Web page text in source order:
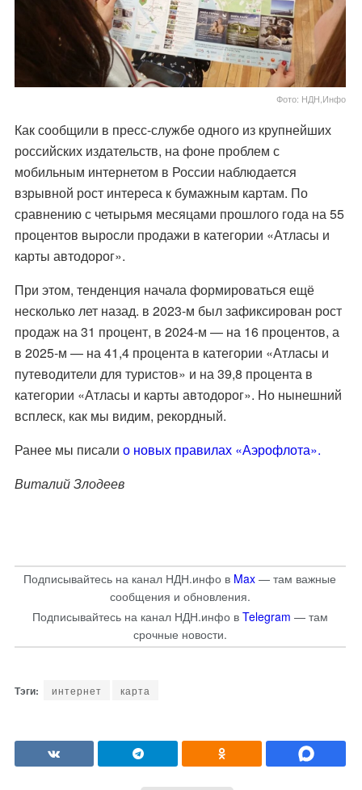
Фото: НДН,Инфо
Как сообщили в пресс-службе одного из крупнейших
российских издательств, на фоне проблем с
мобильным интернетом в России наблюдается
взрывной рост интереса к бумажным картам. По
сравнению с четырьмя месяцами прошлого года на 55
процентов выросли продажи в категории «Атласы и
карты автодорог».
При этом, тенденция начала формироваться ещё
несколько лет назад. в 2023-м был зафиксирован рост
продаж на 31 процент, в 2024-м — на 16 процентов, а
в 2025-м — на 41,4 процента в категории «Атласы и
путеводители для туристов» и на 39,8 процента в
категории «Атласы и карты автодорог». Но нынешний
всплеск, как мы видим, рекордный.
Ранее мы писали о новых правилах «Аэрофлота».
Виталий Злодеев
Подписывайтесь на канал НДН.инфо в Max — там важные
сообщения и обновления.
Подписывайтесь на канал НДН.инфо в Telegram — там
срочные новости.
интернет карта